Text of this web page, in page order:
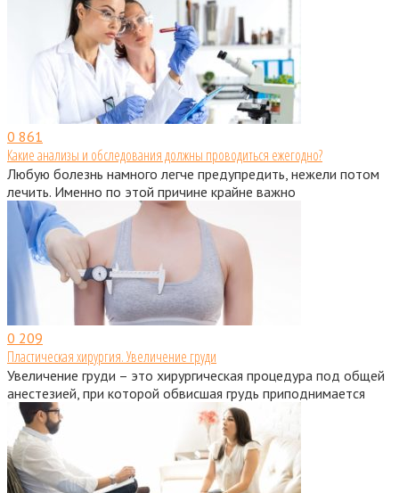
0 861
Какие анализы и обследования должны проводиться ежегодно?
Любую болезнь намного легче предупредить, нежели потом
лечить. Именно по этой причине крайне важно
0 209
Пластическая хирургия. Увеличение груди
Увеличение груди – это хирургическая процедура под общей
анестезией, при которой обвисшая грудь приподнимается